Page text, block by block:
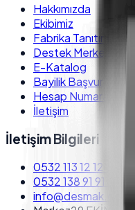
Hakkımızda
Ekibimiz
Fabrika Tanıtım
Destek Merkezi
E-Katalog
Bayilik Başvurusu
Hesap Numaraları
İletişim
İletişim Bilgileri
0532 113 12 12
0532 138 91 91
info@desmak.com.tr